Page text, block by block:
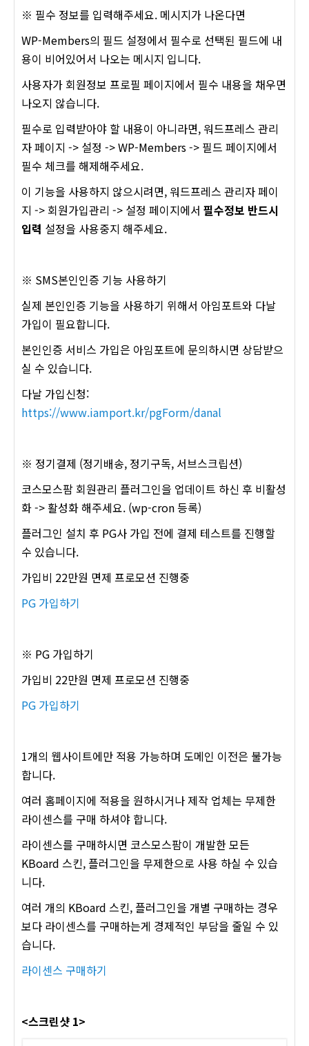
※ 필수 정보를 입력해주세요. 메시지가 나온다면
WP-Members의 필드 설정에서 필수로 선택된 필드에 내
용이 비어있어서 나오는 메시지 입니다.
사용자가 회원정보 프로필 페이지에서 필수 내용을 채우면
나오지 않습니다.
필수로 입력받아야 할 내용이 아니라면, 워드프레스 관리
자 페이지 -> 설정 -> WP-Members -> 필드 페이지에서
필수 체크를 해제해주세요.
이 기능을 사용하지 않으시려면, 워드프레스 관리자 페이
지 -> 회원가입관리 -> 설정 페이지에서 필수정보 반드시
입력 설정을 사용중지 해주세요.
※ SMS본인인증 기능 사용하기
실제 본인인증 기능을 사용하기 위해서 아임포트와 다날
가입이 필요합니다.
본인인증 서비스 가입은 아임포트에 문의하시면 상담받으
실 수 있습니다.
다날 가입신청:
https://www.iamport.kr/pgForm/danal
※ 정기결제 (정기배송, 정기구독, 서브스크립션)
코스모스팜 회원관리 플러그인을 업데이트 하신 후 비활성
화 -> 활성화 해주세요. (wp-cron 등록)
플러그인 설치 후 PG사 가입 전에 결제 테스트를 진행할
수 있습니다.
가입비 22만원 면제 프로모션 진행중
PG 가입하기
※ PG 가입하기
가입비 22만원 면제 프로모션 진행중
PG 가입하기
1개의 웹사이트에만 적용 가능하며 도메인 이전은 불가능
합니다.
여러 홈페이지에 적용을 원하시거나 제작 업체는 무제한
라이센스를 구매 하셔야 합니다.
라이센스를 구매하시면 코스모스팜이 개발한 모든
KBoard 스킨, 플러그인을 무제한으로 사용 하실 수 있습
니다.
여러 개의 KBoard 스킨, 플러그인을 개별 구매하는 경우
보다 라이센스를 구매하는게 경제적인 부담을 줄일 수 있
습니다.
라이센스 구매하기
<스크린샷 1>